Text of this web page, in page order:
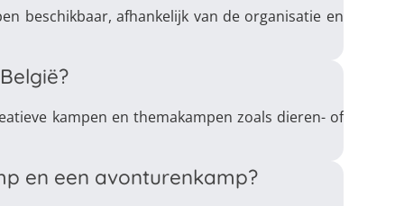
beschikbaar, afhankelijk van de organisatie en
kampen en themakampen zoals dieren- of
en een avonturenkamp?